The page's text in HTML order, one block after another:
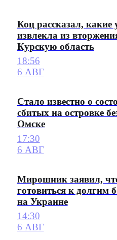
Коц рассказал,
извлекла из
Курскую область
18:56
6 АВГ
Стало известно о
сбитых на островке
Омске
17:30
6 АВГ
Мирошник заявил,
готовиться к долгим
на Украине
14:30
6 АВГ